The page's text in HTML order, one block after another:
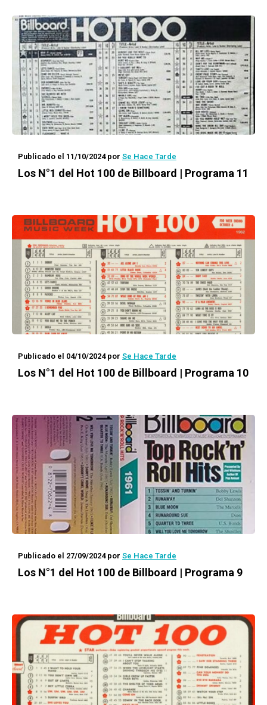
Publicado el 11/10/2024por Se Hace Tarde
Los N°1 del Hot 100 de Billboard | Programa 11
Publicado el 04/10/2024por Se Hace Tarde
Los N°1 del Hot 100 de Billboard | Programa 10
Publicado el 27/09/2024por Se Hace Tarde
Los N°1 del Hot 100 de Billboard | Programa 9